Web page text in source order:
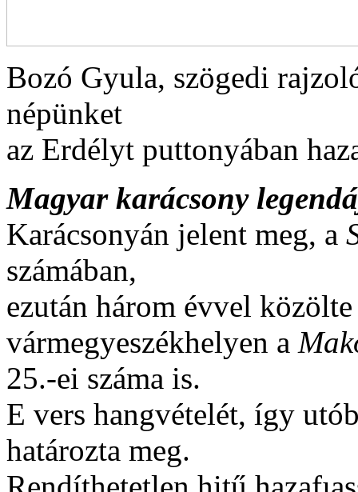
Bozó Gyula, szögedi
népünket
az Erdélyt puttonyában
Magyar karácsony
Karácsonyán jelent meg, a
számában,
ezután három évvel
vármegyeszékhelyen a
25.-ei száma is.
E vers hangvételét, így
határozta meg.